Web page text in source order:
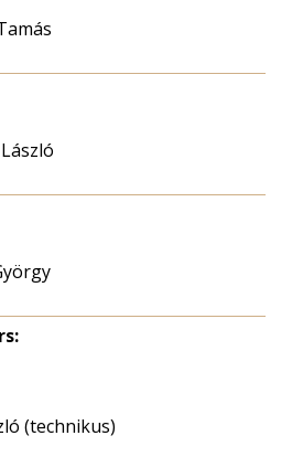
(technikus)